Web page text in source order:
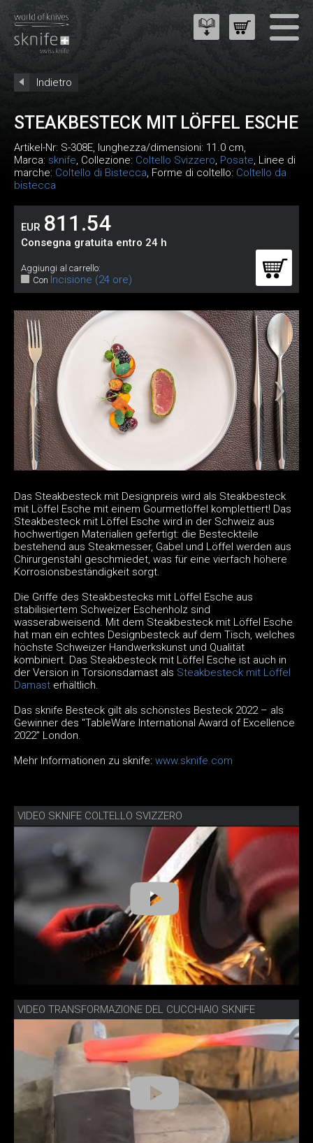
Indietro
STEAKBESTECK MIT LÖFFEL ESCHE
Artikel-Nr: S-308E, lunghezza/dimensioni: 11.0 cm,
Marca: sknife, Collezione: Coltello Svizzero, Posate, Linee di
marche: Coltello di Bistecca, Forme di coltello: Coltello da
bistecca
EUR 811.54
Consegna gratuita entro 24 h
Aggiungi al carrello:
Con Incisione (24 ore)
Das Steakbesteck mit Designpreis wird als Steakbesteck
mit Löffel Esche mit einem Gourmetlöffel komplettiert! Das
Steakbesteck mit Löffel Esche wird in der Schweiz aus
hochwertigen Materialien gefertigt: die Besteckteile
bestehend aus Steakmesser, Gabel und Löffel werden aus
Chirurgenstahl geschmiedet, was für eine vierfach höhere
Korrosionsbeständigkeit sorgt.
Die Griffe des Steakbestecks mit Löffel Esche aus
stabilisiertem Schweizer Eschenholz sind
wasserabweisend. Mit dem Steakbesteck mit Löffel Esche
hat man ein echtes Designbesteck auf dem Tisch, welches
höchste Schweizer Handwerkskunst und Qualität
kombiniert. Das Steakbesteck mit Löffel Esche ist auch in
der Version in Torsionsdamast als Steakbesteck mit Löffel
Damast erhältlich.
Das sknife Besteck gilt als schönstes Besteck 2022 – als
Gewinner des "TableWare International Award of Excellence
2022" London.
Mehr Informationen zu sknife: www.sknife.com
VIDEO SKNIFE COLTELLO SVIZZERO
VIDEO TRANSFORMAZIONE DEL CUCCHIAIO SKNIFE